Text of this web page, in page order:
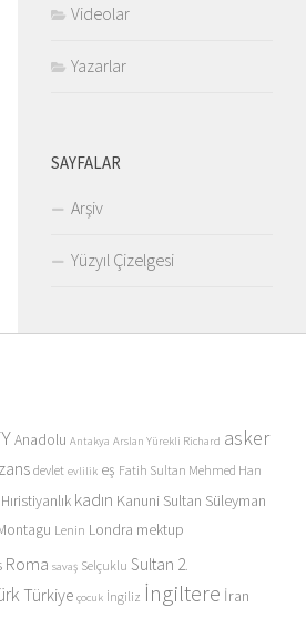
Videolar
Yazarlar
SAYFALAR
Arşiv
Yüzyıl Çizelgesi
Anadolu Antakya Arslan Yürekli Richard asker
devlet evlilik eş Fatih Sultan Mehmed Han
Hıristiyanlık kadın Kanuni Sultan Süleyman
Lenin Londra mektup
Roma savaş Selçuklu Sultan 2.
Türkiye çocuk İngiliz İngiltere İran